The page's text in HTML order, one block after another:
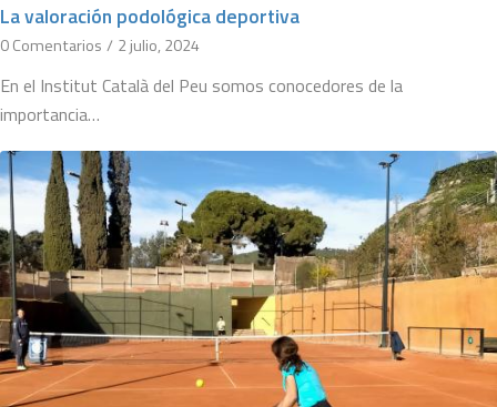
La valoración podológica deportiva
0 Comentarios / 2 julio, 2024
En el Institut Català del Peu somos conocedores de la
importancia…